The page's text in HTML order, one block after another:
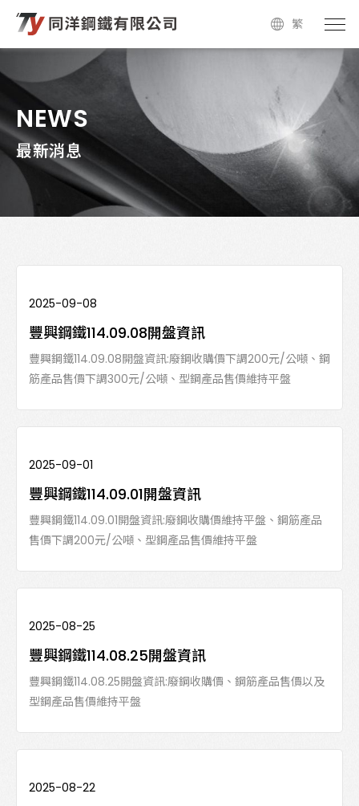
NEWS
最新消息
2025-09-08
豐興鋼鐵114.09.08開盤資訊
豐興鋼鐵114.09.08開盤資訊:廢鋼收購價下調200元/公噸、鋼
筋產品售價下調300元/公噸、型鋼產品售價維持平盤
2025-09-01
豐興鋼鐵114.09.01開盤資訊
豐興鋼鐵114.09.01開盤資訊:廢鋼收購價維持平盤、鋼筋產品
售價下調200元/公噸、型鋼產品售價維持平盤
2025-08-25
豐興鋼鐵114.08.25開盤資訊
豐興鋼鐵114.08.25開盤資訊:廢鋼收購價、鋼筋產品售價以及
型鋼產品售價維持平盤
2025-08-22
繁